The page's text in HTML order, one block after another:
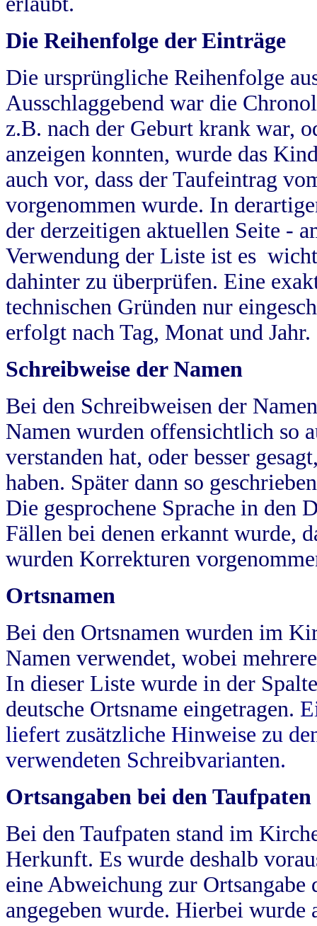
Die Reihenfolge der Einträge
Die ursprüngliche Reihenfolge
Ausschlaggebend war die
z.B. nach der Geburt krank war,
anzeigen konnten, wurde das
auch vor, dass der Taufeintrag
vorgenommen wurde. In
der derzeitigen aktuellen Seite -
Verwendung der Liste ist es
dahinter zu überprüfen. Eine
technischen Gründen nur
erfolgt nach Tag, Monat und Jahr.
Schreibweise der Namen
Bei den Schreibweisen der
Namen wurden offensichtlich so
verstanden hat, oder besser
haben. Später dann so
Die gesprochene Sprache in
Fällen bei denen erkannt wurde,
wurden Korrekturen
Ortsnamen
Bei den Ortsnamen wurden im
Namen verwendet, wobei
In dieser Liste wurde in der
deutsche Ortsname eingetragen.
liefert zusätzliche Hinweise zu
verwendeten Schreibvarianten.
Ortsangaben bei den Taufpaten
Bei den Taufpaten stand im
Herkunft. Es wurde deshalb
eine Abweichung zur
angegeben wurde. Hierbei wurde